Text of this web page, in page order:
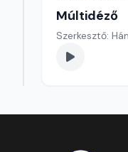
Múltidéző
Szerkesztő: